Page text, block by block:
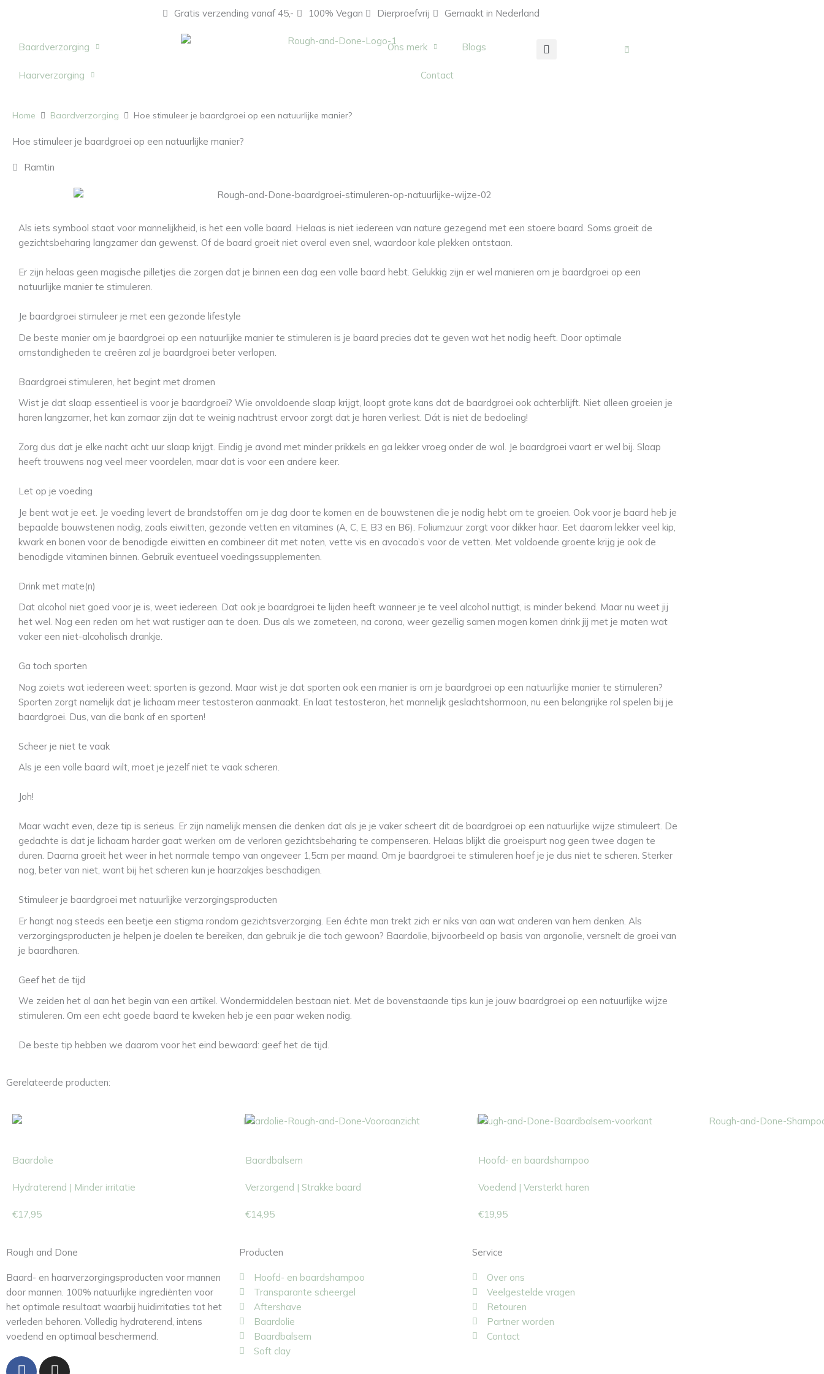
inhoud
Gratis verzending vanaf 45,- 100% Vegan Dierproefvrij Gemaakt in Nederland
Baardverzorging
Haarverzorging
Ons merk Blogs
Contact
0
Home Baardverzorging Hoe stimuleer je baardgroei op een natuurlijke manier?
Hoe stimuleer je baardgroei op een natuurlijke manier?
Ramtin
Als iets symbool staat voor mannelijkheid, is het een volle baard. Helaas is niet iedereen van nature gezegend met een stoere baard. Soms groeit de
gezichtsbeharing langzamer dan gewenst. Of de baard groeit niet overal even snel, waardoor kale plekken ontstaan.
Er zijn helaas geen magische pilletjes die zorgen dat je binnen een dag een volle baard hebt. Gelukkig zijn er wel manieren om je baardgroei op een
natuurlijke manier te stimuleren.
Je baardgroei stimuleer je met een gezonde lifestyle
De beste manier om je baardgroei op een natuurlijke manier te stimuleren is je baard precies dat te geven wat het nodig heeft. Door optimale
omstandigheden te creëren zal je baardgroei beter verlopen.
Baardgroei stimuleren, het begint met dromen
Wist je dat slaap essentieel is voor je baardgroei? Wie onvoldoende slaap krijgt, loopt grote kans dat de baardgroei ook achterblijft. Niet alleen groeien je
haren langzamer, het kan zomaar zijn dat te weinig nachtrust ervoor zorgt dat je haren verliest. Dát is niet de bedoeling!
Zorg dus dat je elke nacht acht uur slaap krijgt. Eindig je avond met minder prikkels en ga lekker vroeg onder de wol. Je baardgroei vaart er wel bij. Slaap
heeft trouwens nog veel meer voordelen, maar dat is voor een andere keer.
Let op je voeding
Je bent wat je eet. Je voeding levert de brandstoffen om je dag door te komen en de bouwstenen die je nodig hebt om te groeien. Ook voor je baard heb je
bepaalde bouwstenen nodig, zoals eiwitten, gezonde vetten en vitamines (A, C, E, B3 en B6). Foliumzuur zorgt voor dikker haar. Eet daarom lekker veel kip,
kwark en bonen voor de benodigde eiwitten en combineer dit met noten, vette vis en avocado’s voor de vetten. Met voldoende groente krijg je ook de
benodigde vitaminen binnen. Gebruik eventueel voedingssupplementen.
Drink met mate(n)
Dat alcohol niet goed voor je is, weet iedereen. Dat ook je baardgroei te lijden heeft wanneer je te veel alcohol nuttigt, is minder bekend. Maar nu weet jij
het wel. Nog een reden om het wat rustiger aan te doen. Dus als we zometeen, na corona, weer gezellig samen mogen komen drink jij met je maten wat
vaker een niet-alcoholisch drankje.
Ga toch sporten
Nog zoiets wat iedereen weet: sporten is gezond. Maar wist je dat sporten ook een manier is om je baardgroei op een natuurlijke manier te stimuleren?
Sporten zorgt namelijk dat je lichaam meer testosteron aanmaakt. En laat testosteron, het mannelijk geslachtshormoon, nu een belangrijke rol spelen bij je
baardgroei. Dus, van die bank af en sporten!
Scheer je niet te vaak
Als je een volle baard wilt, moet je jezelf niet te vaak scheren.
Joh!
Maar wacht even, deze tip is serieus. Er zijn namelijk mensen die denken dat als je je vaker scheert dit de baardgroei op een natuurlijke wijze stimuleert. De
gedachte is dat je lichaam harder gaat werken om de verloren gezichtsbeharing te compenseren. Helaas blijkt die groeispurt nog geen twee dagen te
duren. Daarna groeit het weer in het normale tempo van ongeveer 1,5cm per maand. Om je baardgroei te stimuleren hoef je je dus niet te scheren. Sterker
nog, beter van niet, want bij het scheren kun je haarzakjes beschadigen.
Stimuleer je baardgroei met natuurlijke verzorgingsproducten
Er hangt nog steeds een beetje een stigma rondom gezichtsverzorging. Een échte man trekt zich er niks van aan wat anderen van hem denken. Als
verzorgingsproducten je helpen je doelen te bereiken, dan gebruik je die toch gewoon? Baardolie, bijvoorbeeld op basis van argonolie, versnelt de groei van
je baardharen.
Geef het de tijd
We zeiden het al aan het begin van een artikel. Wondermiddelen bestaan niet. Met de bovenstaande tips kun je jouw baardgroei op een natuurlijke wijze
stimuleren. Om een echt goede baard te kweken heb je een paar weken nodig.
De beste tip hebben we daarom voor het eind bewaard: geef het de tijd.
Gerelateerde producten:
Baardolie
Hydraterend | Minder irritatie
€17,95
Baardbalsem
Verzorgend | Strakke baard
€14,95
Hoofd- en baardshampoo
Voedend | Versterkt haren
€19,95
Rough and Done
Baard- en haarverzorgingsproducten voor mannen
door mannen. 100% natuurlijke ingrediënten voor
het optimale resultaat waarbij huidirritaties tot het
verleden behoren. Volledig hydraterend, intens
voedend en optimaal beschermend.
F
I
Producten
Hoofd- en baardshampoo
Transparante scheergel
Aftershave
Baardolie
Baardbalsem
Soft clay
Service
Over ons
Veelgestelde vragen
Retouren
Partner worden
Contact